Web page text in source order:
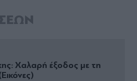
Χαλαρή έξοδος με τη